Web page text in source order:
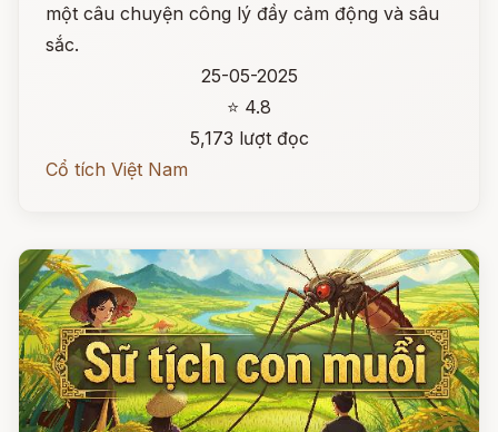
một câu chuyện công lý đầy cảm động và sâu
sắc.
25-05-2025
⭐ 4.8
5,173 lượt đọc
Cổ tích Việt Nam